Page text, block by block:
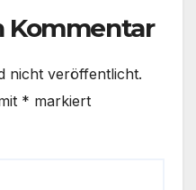
Kommentar
nicht veröffentlicht.
* markiert